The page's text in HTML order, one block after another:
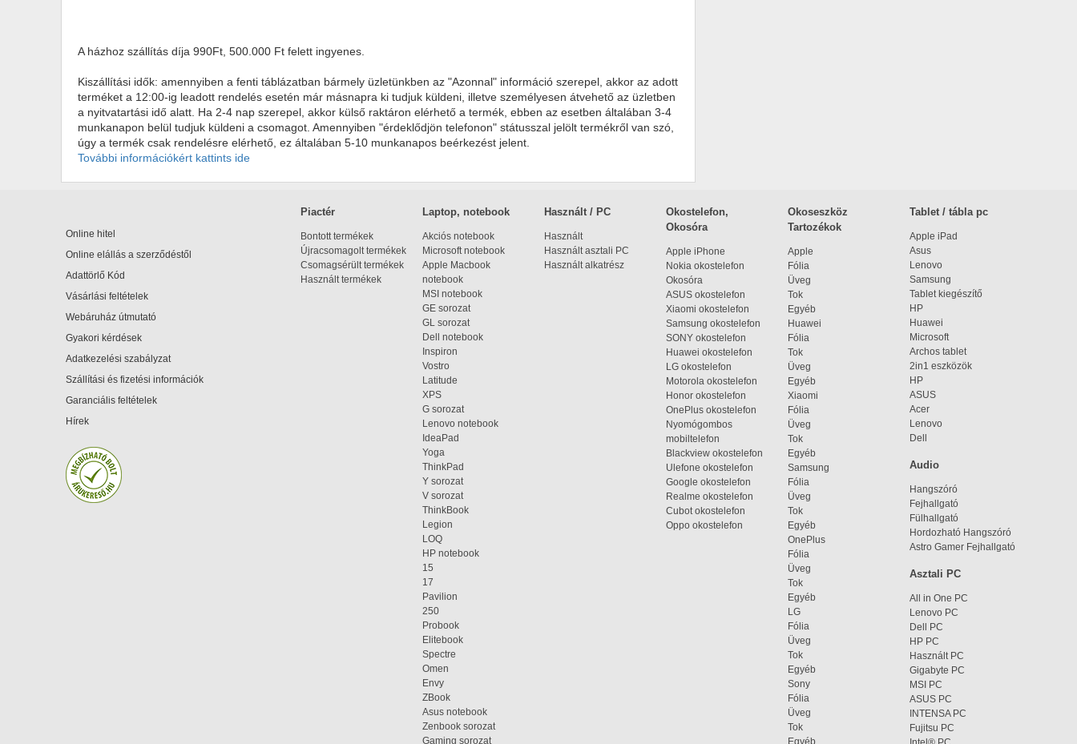
A házhoz szállítás díja 990Ft, 500.000 Ft felett ingyenes.
Kiszállítási idők: amennyiben a fenti táblázatban bármely üzletünkben az "Azonnal" információ szerepel, akkor az adott
terméket a 12:00-ig leadott rendelés esetén már másnapra ki tudjuk küldeni, illetve személyesen átvehető az üzletben
a nyitvatartási idő alatt. Ha 2-4 nap szerepel, akkor külső raktáron elérhető a termék, ebben az esetben általában 3-4
munkanapon belül tudjuk küldeni a csomagot. Amennyiben "érdeklődjön telefonon" státusszal jelölt termékről van szó,
úgy a termék csak rendelésre elérhető, ez általában 5-10 munkanapos beérkezést jelent.
További információkért kattints ide
Online hitel
Online elállás a szerződéstől
Adattörlő Kód
Vásárlási feltételek
Webáruház útmutató
Gyakori kérdések
Adatkezelési szabályzat
Szállítási és fizetési információk
Garanciális feltételek
Hírek
Piactér
Bontott termékek
Újracsomagolt termékek
Csomagsérült termékek
Használt termékek
Laptop, notebook
Akciós notebook
Microsoft notebook
Apple Macbook
notebook
MSI notebook
GE sorozat
GL sorozat
Dell notebook
Inspiron
Vostro
Latitude
XPS
G sorozat
Lenovo notebook
IdeaPad
Yoga
ThinkPad
Y sorozat
V sorozat
ThinkBook
Legion
LOQ
HP notebook
15
17
Pavilion
250
Probook
Elitebook
Spectre
Omen
Envy
ZBook
Asus notebook
Zenbook sorozat
Gaming sorozat
Használt / PC
Használt
Használt asztali PC
Használt alkatrész
Okostelefon,
Okosóra
Apple iPhone
Nokia okostelefon
Okosóra
ASUS okostelefon
Xiaomi okostelefon
Samsung okostelefon
SONY okostelefon
Huawei okostelefon
LG okostelefon
Motorola okostelefon
Honor okostelefon
OnePlus okostelefon
Nyomógombos
mobiltelefon
Blackview okostelefon
Ulefone okostelefon
Google okostelefon
Realme okostelefon
Cubot okostelefon
Oppo okostelefon
Okoseszköz
Tartozékok
Apple
Fólia
Üveg
Tok
Egyéb
Huawei
Fólia
Tok
Üveg
Egyéb
Xiaomi
Fólia
Üveg
Tok
Egyéb
Samsung
Fólia
Üveg
Tok
Egyéb
OnePlus
Fólia
Üveg
Tok
Egyéb
LG
Fólia
Üveg
Tok
Egyéb
Sony
Fólia
Üveg
Tok
Egyéb
Tablet / tábla pc
Apple iPad
Asus
Lenovo
Samsung
Tablet kiegészítő
HP
Huawei
Microsoft
Archos tablet
2in1 eszközök
HP
ASUS
Acer
Lenovo
Dell
Audio
Hangszóró
Fejhallgató
Fülhallgató
Hordozható Hangszóró
Astro Gamer Fejhallgató
Asztali PC
All in One PC
Lenovo PC
Dell PC
HP PC
Használt PC
Gigabyte PC
MSI PC
ASUS PC
INTENSA PC
Fujitsu PC